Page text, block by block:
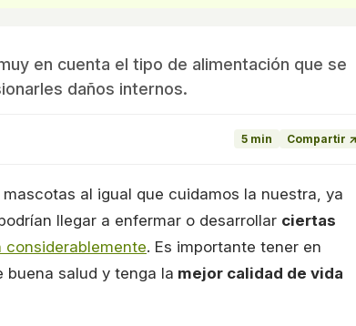
en cuenta el tipo de alimentación que se
daños internos.
5 min Compartir ↗
al igual que cuidamos la nuestra, ya
llegar a enfermar o desarrollar ciertas
considerablemente. Es importante tener en
salud y tenga la mejor calidad de vida